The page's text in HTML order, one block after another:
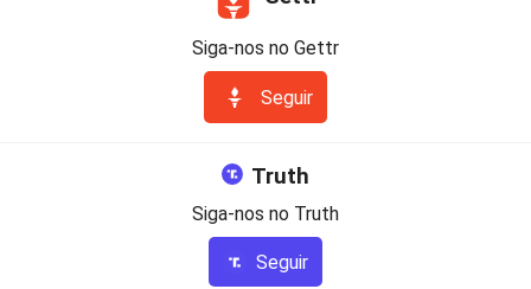
Siga-nos no Gettr
Seguir
Truth
Siga-nos no Truth
Seguir